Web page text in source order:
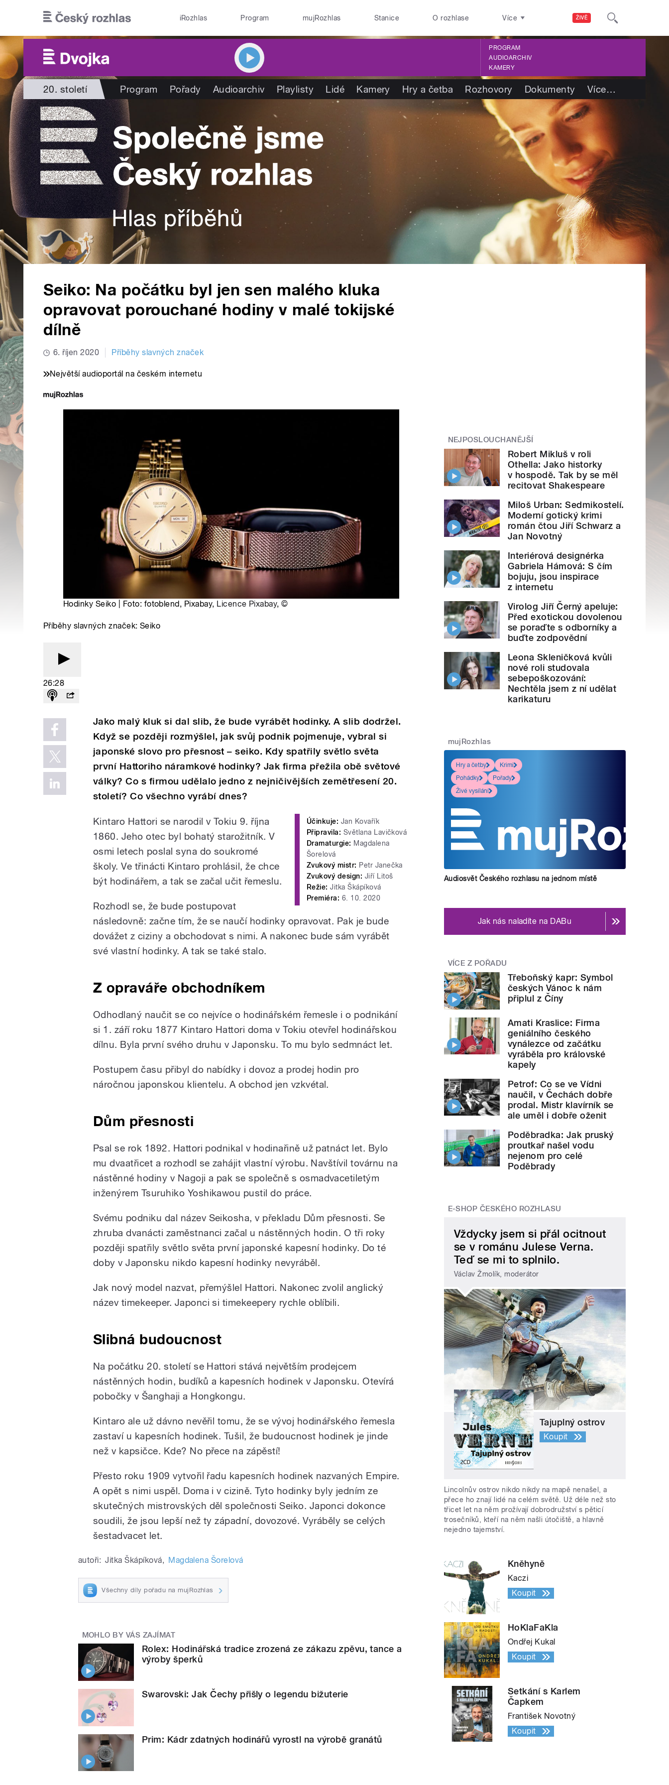
ŽIVĚ
iRozhlas Program mujRozhlas Stanice O rozhlase Více
PROGRAM
AUDIOARCHIV
KAMERY
20. století Program Pořady Audioarchiv Playlisty Lidé Kamery Hry a četba Rozhovory Dokumenty Více…
Seiko: Na počátku byl jen sen malého kluka
opravovat porouchané hodiny v malé tokijské
dílně
6. říjen 2020 Příběhy slavných značek
Největší audioportál na českém internetu
Hodinky Seiko | Foto: fotoblend, Pixabay, Licence Pixabay,©
Příběhy slavných značek: Seiko
26:28
Jako malý kluk si dal slib, že bude vyrábět hodinky. A slib dodržel.
Když se později rozmýšlel, jak svůj podnik pojmenuje, vybral si
japonské slovo pro přesnost – seiko. Kdy spatřily světlo světa
první Hattoriho náramkové hodinky? Jak firma přežila obě světové
války? Co s firmou udělalo jedno z nejničivějších zemětřesení 20.
století? Co všechno vyrábí dnes?
Účinkuje: Jan Kovařík
Připravila: Světlana Lavičková
Dramaturgie: Magdalena
Šorelová
Zvukový mistr: Petr Janečka
Zvukový design: Jiří Litoš
Režie: Jitka Škápíková
Premiéra: 6. 10. 2020
Kintaro Hattori se narodil v Tokiu 9. října
1860. Jeho otec byl bohatý starožitník. V
osmi letech poslal syna do soukromé
školy. Ve třinácti Kintaro prohlásil, že chce
být hodinářem, a tak se začal učit řemeslu.
Rozhodl se, že bude postupovat
následovně: začne tím, že se naučí hodinky opravovat. Pak je bude
dovážet z ciziny a obchodovat s nimi. A nakonec bude sám vyrábět
své vlastní hodinky. A tak se také stalo.
Z opraváře obchodníkem
Odhodlaný naučit se co nejvíce o hodinářském řemesle i o podnikání
si 1. září roku 1877 Kintaro Hattori doma v Tokiu otevřel hodinářskou
dílnu. Byla první svého druhu v Japonsku. To mu bylo sedmnáct let.
Postupem času přibyl do nabídky i dovoz a prodej hodin pro
náročnou japonskou klientelu. A obchod jen vzkvétal.
Dům přesnosti
Psal se rok 1892. Hattori podnikal v hodinařině už patnáct let. Bylo
mu dvaatřicet a rozhodl se zahájit vlastní výrobu. Navštívil továrnu na
nástěnné hodiny v Nagoji a pak se společně s osmadvacetiletým
inženýrem Tsuruhiko Yoshikawou pustil do práce.
Svému podniku dal název Seikosha, v překladu Dům přesnosti. Se
zhruba dvanácti zaměstnanci začal u nástěnných hodin. O tři roky
později spatřily světlo světa první japonské kapesní hodinky. Do té
doby v Japonsku nikdo kapesní hodinky nevyráběl.
Jak nový model nazvat, přemýšlel Hattori. Nakonec zvolil anglický
název timekeeper. Japonci si timekeepery rychle oblíbili.
Slibná budoucnost
Na počátku 20. století se Hattori stává největším prodejcem
nástěnných hodin, budíků a kapesních hodinek v Japonsku. Otevírá
pobočky v Šanghaji a Hongkongu.
Kintaro ale už dávno nevěřil tomu, že se vývoj hodinářského řemesla
zastaví u kapesních hodinek. Tušil, že budoucnost hodinek je jinde
než v kapsičce. Kde? No přece na zápěstí!
Přesto roku 1909 vytvořil řadu kapesních hodinek nazvaných Empire.
A opět s nimi uspěl. Doma i v cizině. Tyto hodinky byly jedním ze
skutečných mistrovských děl společnosti Seiko. Japonci dokonce
soudili, že jsou lepší než ty západní, dovozové. Vyráběly se celých
šestadvacet let.
autoři: Jitka Škápíková, Magdalena Šorelová
Všechny díly pořadu na mujRozhlas
MOHLO BY VÁS ZAJÍMAT
Rolex: Hodinářská tradice zrozená ze zákazu zpěvu, tance a
výroby šperků
Swarovski: Jak Čechy přišly o legendu bižuterie
Prim: Kádr zdatných hodinářů vyrostl na výrobě granátů
NEJPOSLOUCHANĚJŠÍ
Robert Mikluš v roli
Othella: Jako historky
v hospodě. Tak by se měl
recitovat Shakespeare
Miloš Urban: Sedmikostelí.
Moderní gotický krimi
román čtou Jiří Schwarz a
Jan Novotný
Interiérová designérka
Gabriela Hámová: S čím
bojuju, jsou inspirace
z internetu
Virolog Jiří Černý apeluje:
Před exotickou dovolenou
se poraďte s odborníky a
buďte zodpovědní
Leona Skleničková kvůli
nové roli studovala
sebepoškozování:
Nechtěla jsem z ní udělat
karikaturu
mujRozhlas
Hry a četby
Krimi
Pohádky
Pořady
Živé vysílání
Audiosvět Českého rozhlasu na jednom místě
Jak nás naladíte na DABu
VÍCE Z POŘADU
Třeboňský kapr: Symbol
českých Vánoc k nám
připlul z Číny
Amati Kraslice: Firma
geniálního českého
vynálezce od začátku
vyráběla pro královské
kapely
Petrof: Co se ve Vídni
naučil, v Čechách dobře
prodal. Mistr klavírník se
ale uměl i dobře oženit
Poděbradka: Jak pruský
proutkař našel vodu
nejenom pro celé
Poděbrady
E-SHOP ČESKÉHO ROZHLASU
Vždycky jsem si přál ocitnout
se v románu Julese Verna.
Teď se mi to splnilo.
Václav Žmolík, moderátor
Tajuplný ostrov
Koupit
Lincolnův ostrov nikdo nikdy na mapě nenašel, a
přece ho znají lidé na celém světě. Už déle než sto
třicet let na něm prožívají dobrodružství s pěticí
trosečníků, kteří na něm našli útočiště, a hlavně
nejedno tajemství.
Kněhyně
Kaczi
Koupit
HoKlaFaKla
Ondřej Kukal
Koupit
Setkání s Karlem
Čapkem
František Novotný
Koupit